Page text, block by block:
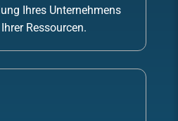
Ihres Unternehmens
Ressourcen.